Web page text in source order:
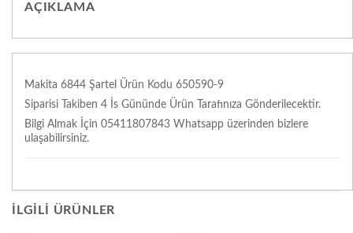
AÇIKLAMA
Makita 6844 Şartel Ürün Kodu 650590-9
Siparisi Takiben 4 İs Gününde Ürün Tarafınıza Gönderilecektir.
Bilgi Almak İçin 05411807843 Whatsapp üzerinden bizlere
ulaşabilirsiniz.
İLGILI ÜRÜNLER